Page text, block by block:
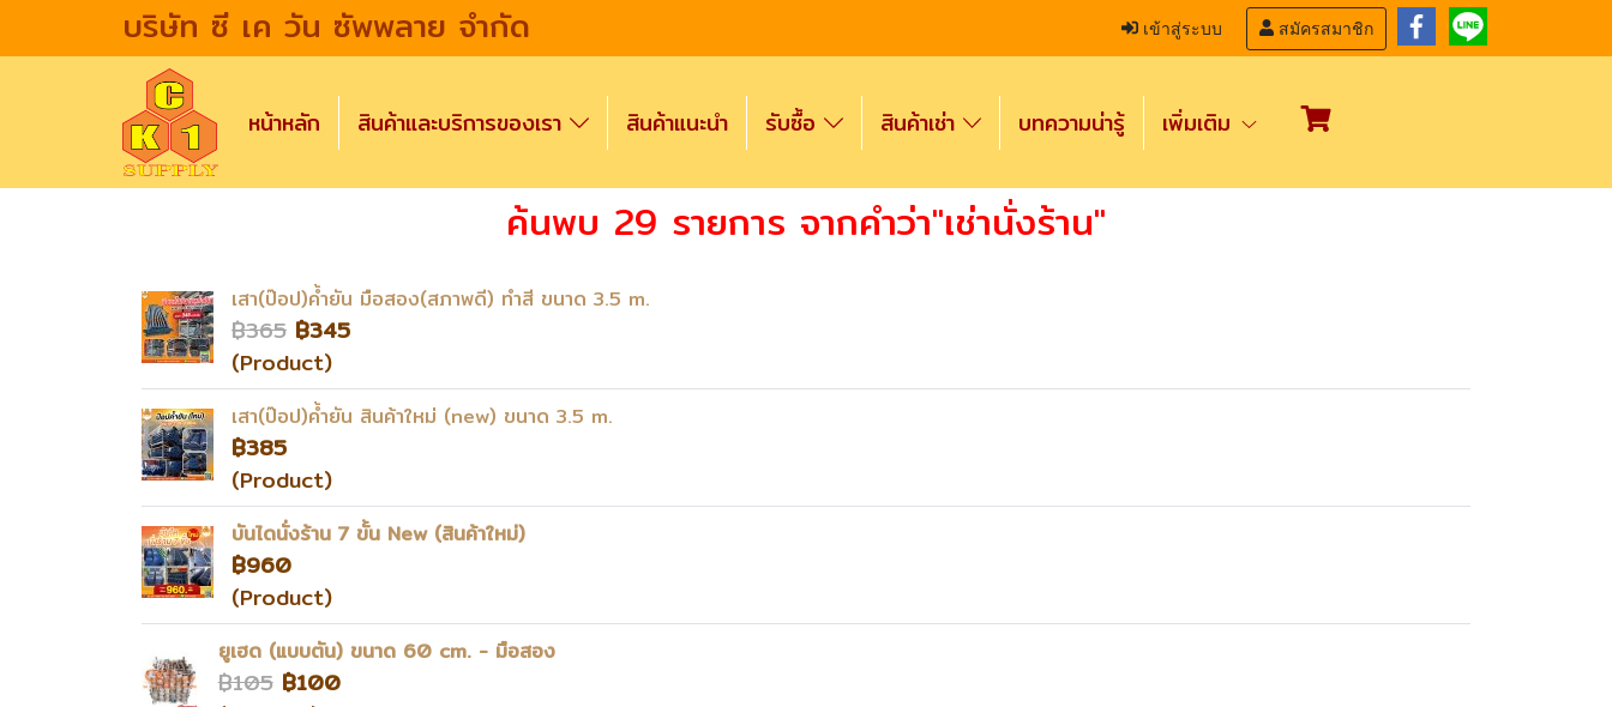
บริษัท ซี เค วัน ซัพพลาย จำกัด เข้าสู่ระบบ สมัครสมาชิก
หน้าหลัก สินค้าและบริการของเรา สินค้าแนะนำ รับซื้อ สินค้าเช่า บทความน่ารู้ เพิ่มเติม
ค้นพบ 29 รายการ จากคำว่า"เช่านั่งร้าน"
เสา(ป๊อป)ค้ำยัน มือสอง(สภาพดี) ทำสี ขนาด 3.5 m.
฿365 ฿345
(Product)
เสา(ป๊อป)ค้ำยัน สินค้าใหม่ (new) ขนาด 3.5 m.
฿385
(Product)
บันไดนั่งร้าน 7 ขั้น New (สินค้าใหม่)
฿960
(Product)
ยูเฮด (แบบตัน) ขนาด 60 cm. - มือสอง
฿105 ฿100